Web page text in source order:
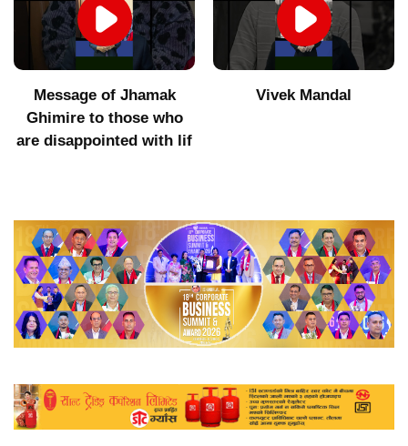
Message of Jhamak
Ghimire to those who
are disappointed with lif
Vivek Mandal